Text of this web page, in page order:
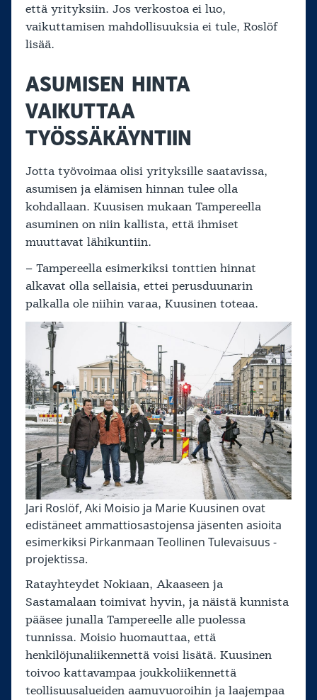
että yrityksiin. Jos verkostoa ei luo,
vaikuttamisen mahdollisuuksia ei tule, Roslöf
lisää.
ASUMISEN HINTA
VAIKUTTAA
TYÖSSÄKÄYNTIIN
Jotta työvoimaa olisi yrityksille saatavissa,
asumisen ja elämisen hinnan tulee olla
kohdallaan. Kuusisen mukaan Tampereella
asuminen on niin kallista, että ihmiset
muuttavat lähikuntiin.
– Tampereella esimerkiksi tonttien hinnat
alkavat olla sellaisia, ettei perusduunarin
palkalla ole niihin varaa, Kuusinen toteaa.
Jari Roslöf, Aki Moisio ja Marie Kuusinen ovat
edistäneet ammattiosastojensa jäsenten asioita
esimerkiksi Pirkanmaan Teollinen Tulevaisuus -
projektissa.
Ratayhteydet Nokiaan, Akaaseen ja
Sastamalaan toimivat hyvin, ja näistä kunnista
pääsee junalla Tampereelle alle puolessa
tunnissa. Moisio huomauttaa, että
henkilöjunaliikennettä voisi lisätä. Kuusinen
toivoo kattavampaa joukkoliikennettä
teollisuusalueiden aamuvuoroihin ja laajempaa